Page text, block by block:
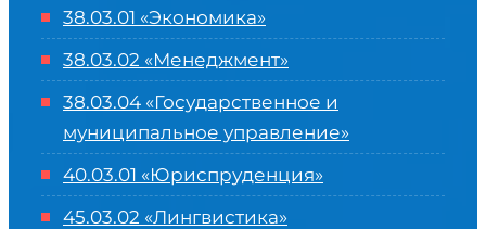
38.03.01 «Экономика»
38.03.02 «Менеджмент»
38.03.04 «Государственное и
муниципальное управление»
40.03.01 «Юриспруденция»
45.03.02 «Лингвистика»